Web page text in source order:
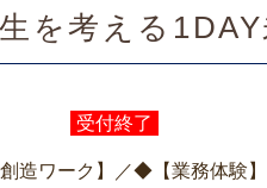
を考える
受付終了
ワーク】／◆【業務体験】